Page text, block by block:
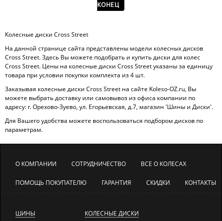
КОНЕЦ
Колесные диски Cross Street
На данной странице сайта представлены модели колесных дисков
Cross Street. Здесь Вы можете подобрать и купить диски для колес
Cross Street. Цены на колесные диски Cross Street указаны за единицу
товара при условии покупки комплекта из 4 шт.
Заказывая колесные диски Cross Street на сайте Koleso-OZ.ru, Вы
можете выбрать доставку или самовывоз из офиса компании по
адресу: г. Орехово-Зуево, ул. Егорьевская, д.7, магазин 'Шины и Диски'.
Для Вашего удобства можете воспользоваться подбором дисков по
параметрам.
О КОМПАНИИ СОТРУДНИЧЕСТВО ВСЕ О КОЛЕСАХ
ПОМОЩЬ ПОКУПАТЕЛЮ ГАРАНТИЯ СКИДКИ КОНТАКТЫ
ШИНЫ КОЛЕСНЫЕ ДИСКИ